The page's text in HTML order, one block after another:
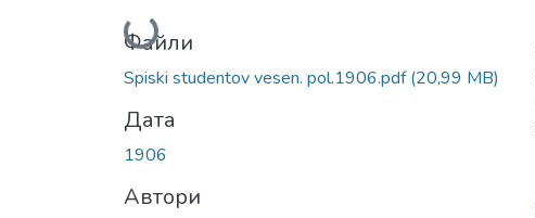
Вантажиться...
Файли
Spiski studentov vesen. pol.1906.pdf(20,99 MB)
Дата
1906
Автори